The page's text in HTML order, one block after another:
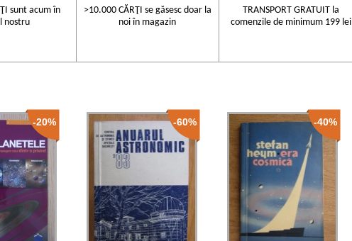
sunt acum în
nostru
>10.000 CĂRŢI se găsesc doar la
noi în magazin
TRANSPORT GRATUIT la
comenzile de minimum 199 lei
-20% -60% -40%